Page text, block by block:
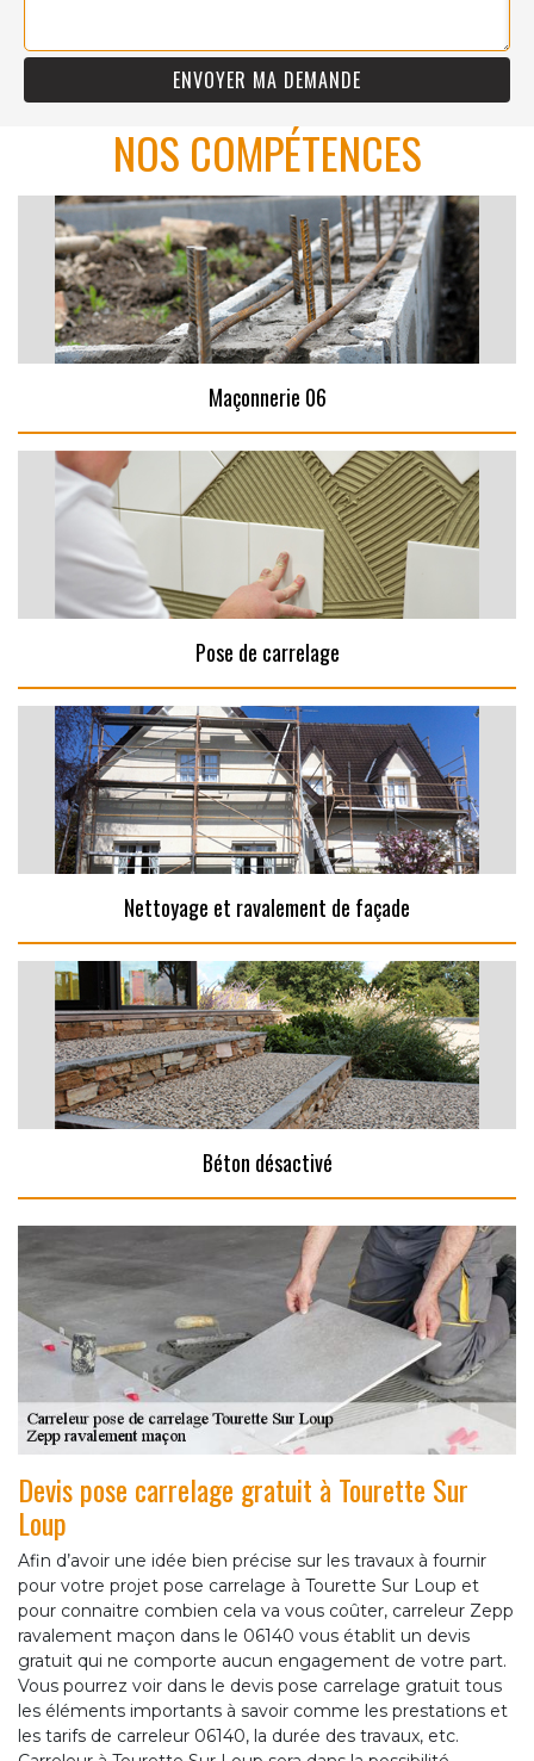
NOS COMPÉTENCES
Maçonnerie 06
Pose de carrelage
Nettoyage et ravalement de façade
Béton désactivé
Devis pose carrelage gratuit à Tourette Sur
Loup
Afin d’avoir une idée bien précise sur les travaux à fournir
pour votre projet pose carrelage à Tourette Sur Loup et
pour connaitre combien cela va vous coûter, carreleur Zepp
ravalement maçon dans le 06140 vous établit un devis
gratuit qui ne comporte aucun engagement de votre part.
Vous pourrez voir dans le devis pose carrelage gratuit tous
les éléments importants à savoir comme les prestations et
les tarifs de carreleur 06140, la durée des travaux, etc.